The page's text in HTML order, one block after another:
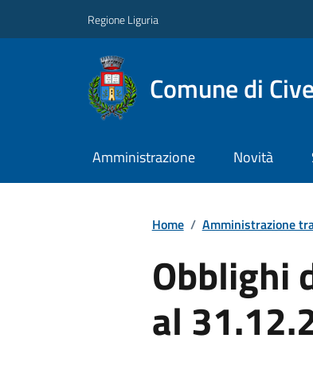
Regione Liguria
Comune di
Amministrazione Novità
Home / Amministrazione
Obblighi
al